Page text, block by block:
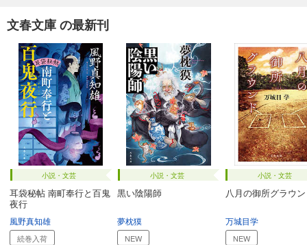
文春文庫 の最新刊
小説・文芸
耳袋秘帖 南町奉行と百鬼
夜行
風野真知雄
続巻入荷
小説・文芸
黒い陰陽師
夢枕獏
NEW
小説・文芸
八月の御所グラウ
万城目学
NEW